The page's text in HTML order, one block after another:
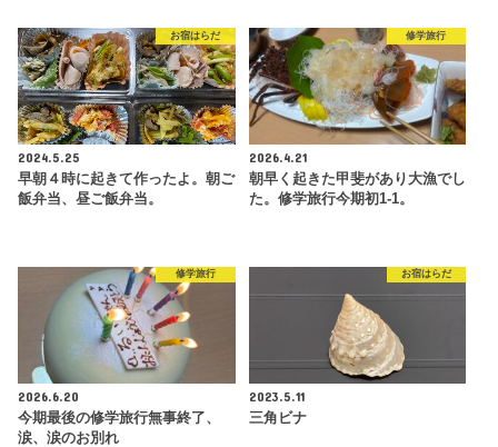
お宿はらだ
2024.5.25
早朝４時に起きて作ったよ。朝ご
飯弁当、昼ご飯弁当。
修学旅行
2026.4.21
朝早く起きた甲斐があり大漁でし
た。修学旅行今期初1-1。
修学旅行
2026.6.20
今期最後の修学旅行無事終了、
涙、涙のお別れ
お宿はらだ
2023.5.11
三角ビナ